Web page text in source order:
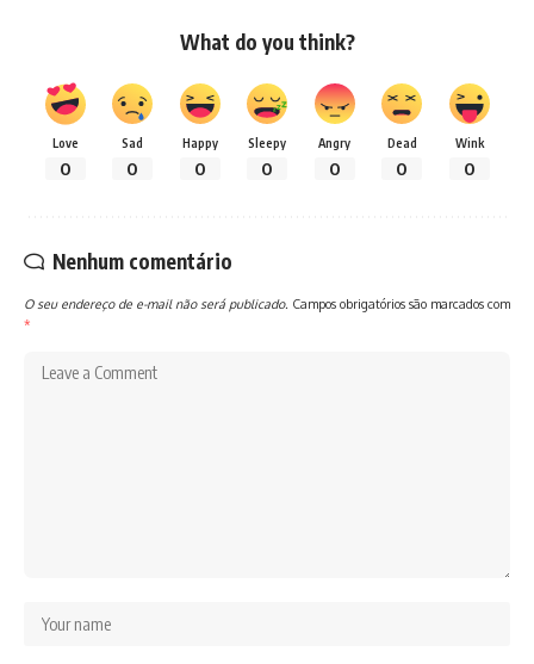
What do you think?
Love
0
Sad
0
Happy
0
Sleepy
0
Angry
0
Dead
0
Wink
0
Nenhum comentário
O seu endereço de e-mail não será publicado. Campos obrigatórios são marcados com
*